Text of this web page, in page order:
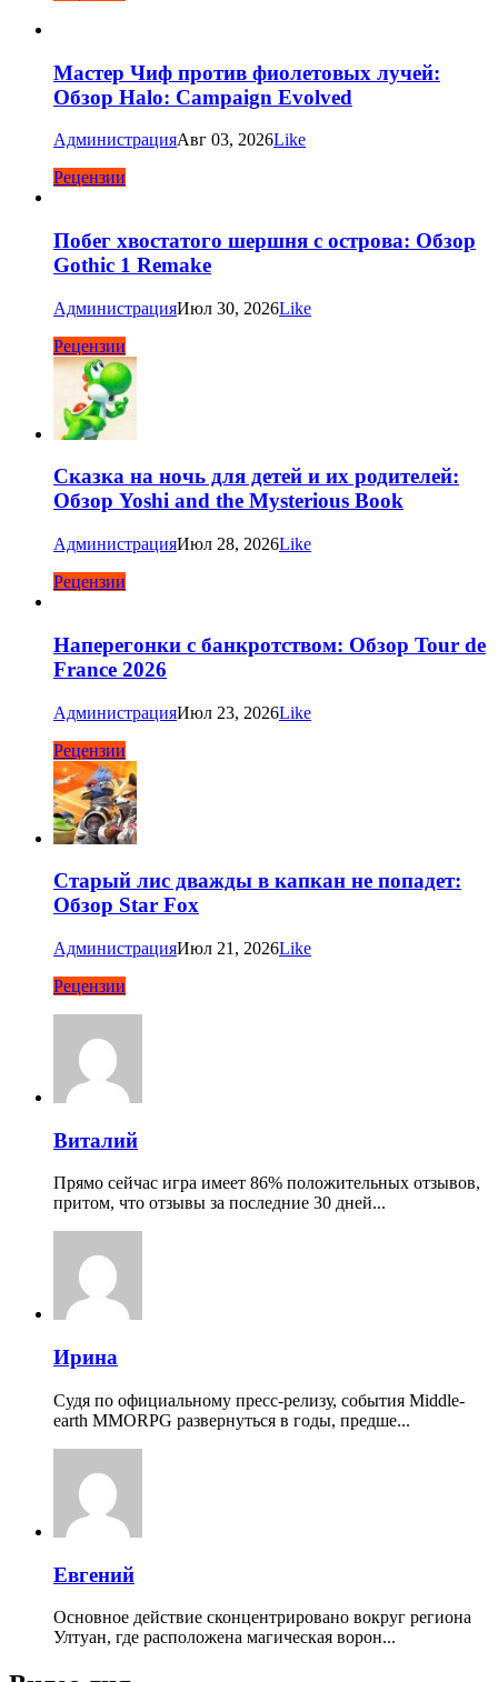
Мастер Чиф против фиолетовых лучей:
Обзор Halo: Campaign Evolved
АдминистрацияАвг 03, 2026Like
Рецензии
Побег хвостатого шершня с острова: Обзор
Gothic 1 Remake
АдминистрацияИюл 30, 2026Like
Рецензии
Сказка на ночь для детей и их родителей:
Обзор Yoshi and the Mysterious Book
АдминистрацияИюл 28, 2026Like
Рецензии
Наперегонки с банкротством: Обзор Tour de
France 2026
АдминистрацияИюл 23, 2026Like
Рецензии
Старый лис дважды в капкан не попадет:
Обзор Star Fox
АдминистрацияИюл 21, 2026Like
Рецензии
Виталий
Прямо сейчас игра имеет 86% положительных отзывов,
притом, что отзывы за последние 30 дней...
Ирина
Судя по официальному пресс-релизу, события Middle-
earth MMORPG развернуться в годы, предше...
Евгений
Основное действие сконцентрировано вокруг региона
Ултуан, где расположена магическая ворон...